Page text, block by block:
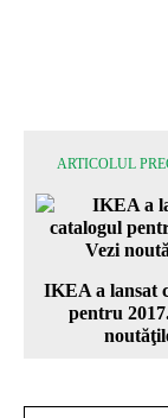
ARTICOLUL
IKEA a lansat
pentru